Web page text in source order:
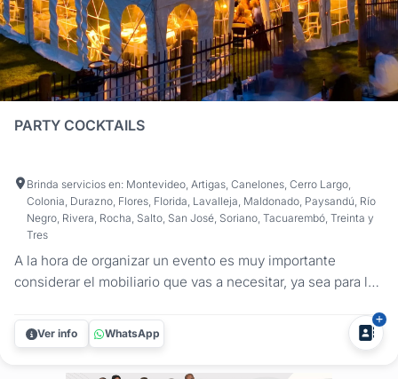
PARTY COCKTAILS
Brinda servicios en: Montevideo, Artigas, Canelones, Cerro Largo,
Colonia, Durazno, Flores, Florida, Lavalleja, Maldonado, Paysandú, Río
Negro, Rivera, Rocha, Salto, San José, Soriano, Tacuarembó, Treinta y
Tres
A la hora de organizar un evento es muy importante
considerar el mobiliario que vas a necesitar, ya sea para la
Party Cocktails te ofrecemos la solución que estás
necesitando en alquiler de mobiliario para cualquier tipo de
Ver info WhatsApp